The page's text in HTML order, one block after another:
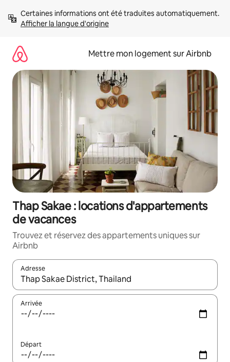
directement
Afficher la langue d'origine
Mettre mon logement sur Airbnb
Thap Sakae : locations d'appartements
de vacances
Trouvez et réservez des appartements uniques sur
Airbnb
Adresse
Lorsque les résultats s'affichent, utilisez les flèches vers le
Arrivée
Départ